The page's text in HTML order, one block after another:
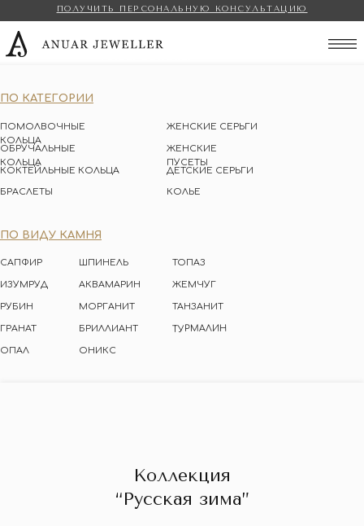
ПОЛУЧИТЬ ПЕРСОНАЛЬНУЮ КОНСУЛЬТАЦИЮ
ПО КАТЕГОРИИ
ПОМОЛВОЧНЫЕ
КОЛЬЦА
ОБРУЧАЛЬНЫЕ
КОЛЬЦА
ЖЕНСКИЕ СЕРЬГИ
КОКТЕЙЛЬНЫЕ КОЛЬЦА
ЖЕНСКИЕ
ПУСЕТЫ
ДЕТСКИЕ СЕРЬГИ
БРАСЛЕТЫ
КОЛЬЕ
ПО ВИДУ КАМНЯ
САПФИР
ИЗУМРУД
ШПИНЕЛЬ
РУБИН
АКВАМАРИН
МОРГАНИТ
ГРАНАТ БРИЛЛИАНТ
ТОПАЗ
ЖЕМЧУГ
ТУРМАЛИН
ТАНЗАНИТ
ОНИКС
ОПАЛ
Коллекция
“Русская зима”